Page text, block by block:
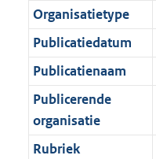
Organisatietype
Publicatiedatum
Publicatienaam
Publicerende
organisatie
Rubriek